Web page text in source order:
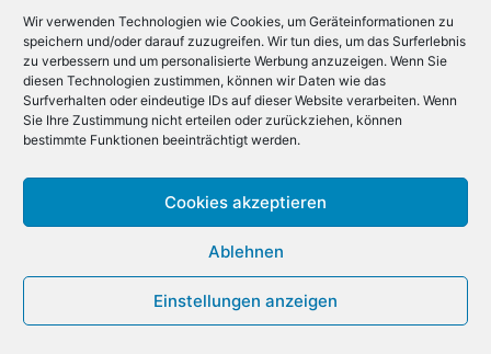
Wir verwenden Technologien wie Cookies, um Geräteinformationen zu
speichern und/oder darauf zuzugreifen. Wir tun dies, um das Surferlebnis
zu verbessern und um personalisierte Werbung anzuzeigen. Wenn Sie
diesen Technologien zustimmen, können wir Daten wie das
Surfverhalten oder eindeutige IDs auf dieser Website verarbeiten. Wenn
Sie Ihre Zustimmung nicht erteilen oder zurückziehen, können
bestimmte Funktionen beeinträchtigt werden.
Cookies akzeptieren
Ablehnen
Einstellungen anzeigen
besuchen Sie die offizielle Website des Flughafens für
weitere Informationen.
Öffentliche Verkehrsmittel: Möglicherweise können
Sie verschiedene öffentliche Verkehrsmittel nutzen,
um vom Airport Tallinn ins Stadtzentrum zu gelangen,
Website des Flughafens finden Sie detaillierte
Informationen zu den Fahrplänen und Haltestellen. Wir
empfehlen Ihnen, die Website des Flughafens zu
besuchen, um sich über die verschiedenen
Transportoptionen zu informieren und Ihre Reise